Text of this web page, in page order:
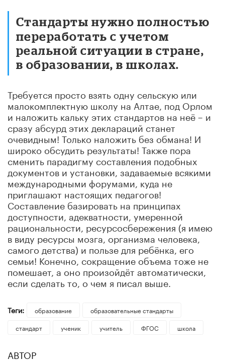
Стандарты нужно полностью
переработать с учетом
реальной ситуации в стране,
в образовании, в школах.
Требуется просто взять одну сельскую или
малокомплектную школу на Алтае, под Орлом
и наложить кальку этих стандартов на неё – и
сразу абсурд этих деклараций станет
очевидным! Только наложить без обмана! И
широко обсудить результаты! Также пора
сменить парадигму составления подобных
документов и установки, задаваемые всякими
международными форумами, куда не
приглашают настоящих педагогов!
Составление базировать на принципах
доступности, адекватности, умеренной
рациональности, ресурсосбережения (я имею
в виду ресурсы мозга, организма человека,
самого детства) и пользе для ребёнка, его
семьи! Конечно, сокращение объема тоже не
помешает, а оно произойдёт автоматически,
если сделать то, о чем я писал выше.
Теги: образование
образовательные стандарты
стандарт
ученик учитель ФГОС школа
АВТОР